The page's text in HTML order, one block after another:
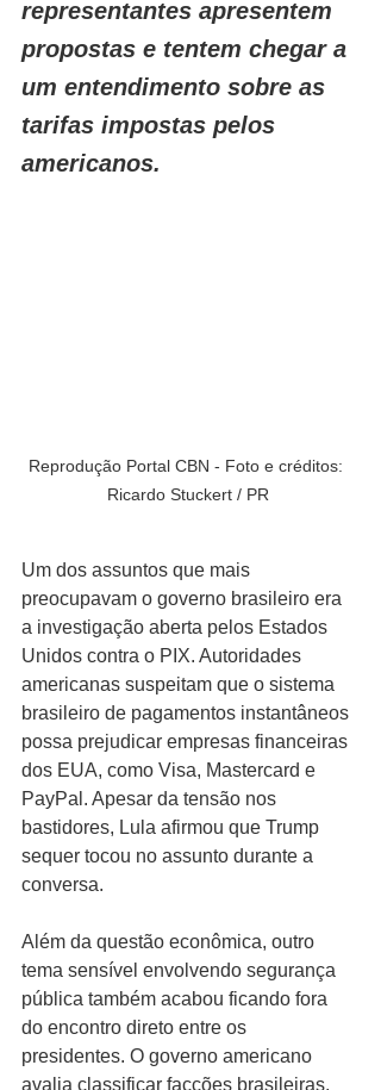
representantes apresentem
propostas e tentem chegar a
um entendimento sobre as
tarifas impostas pelos
americanos.
Reprodução Portal CBN - Foto e créditos:
Ricardo Stuckert / PR
Um dos assuntos que mais
preocupavam o governo brasileiro era
a investigação aberta pelos Estados
Unidos contra o PIX. Autoridades
americanas suspeitam que o sistema
brasileiro de pagamentos instantâneos
possa prejudicar empresas financeiras
dos EUA, como Visa, Mastercard e
PayPal. Apesar da tensão nos
bastidores, Lula afirmou que Trump
sequer tocou no assunto durante a
conversa.
Além da questão econômica, outro
tema sensível envolvendo segurança
pública também acabou ficando fora
do encontro direto entre os
presidentes. O governo americano
avalia classificar facções brasileiras,